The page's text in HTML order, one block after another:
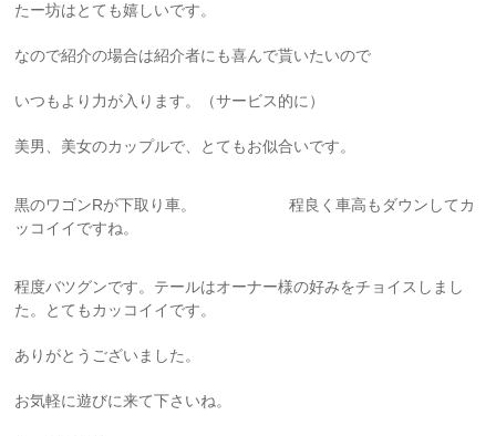
たー坊はとても嬉しいです。
なので紹介の場合は紹介者にも喜んで貰いたいので
いつもより力が入ります。（サービス的に）
美男、美女のカップルで、とてもお似合いです。
黒のワゴンRが下取り車。 程良く車高もダウンしてカ
ッコイイですね。
程度バツグンです。テールはオーナー様の好みをチョイスしまし
た。とてもカッコイイです。
ありがとうございました。
お気軽に遊びに来て下さいね。